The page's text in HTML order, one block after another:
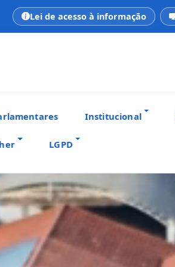
Lei de acesso à informação
Institucional
LGPD